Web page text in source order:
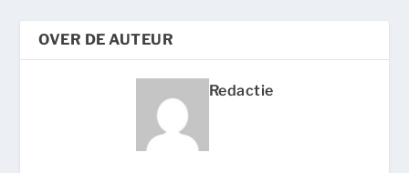
OVER DE AUTEUR
Redactie